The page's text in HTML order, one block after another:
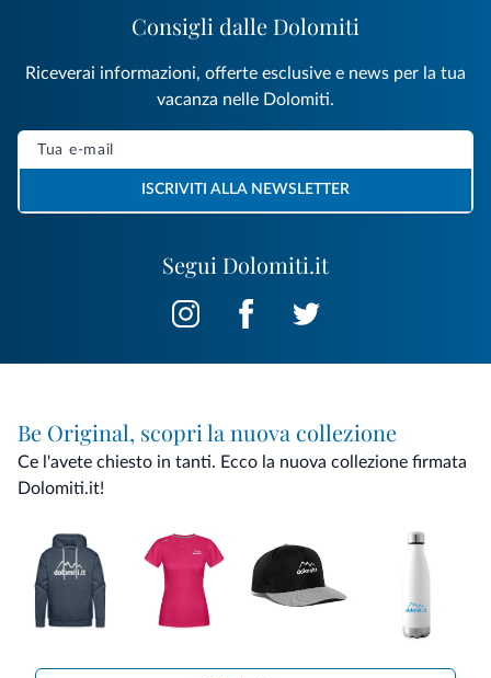
Segui Dolomiti.it
Consigli dalle Dolomiti
Riceverai informazioni, offerte esclusive e news per la tua
vacanza nelle Dolomiti.
ISCRIVITI ALLA NEWSLETTER
Be Original, scopri la nuova collezione
Ce l'avete chiesto in tanti. Ecco la nuova collezione firmata
Dolomiti.it!